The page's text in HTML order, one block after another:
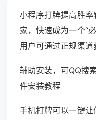
小程序打牌提高胜
家，快速成为一个“
用户可通过正规渠道
辅助安装，可QQ搜
件安装教程
手机打牌可以一键让